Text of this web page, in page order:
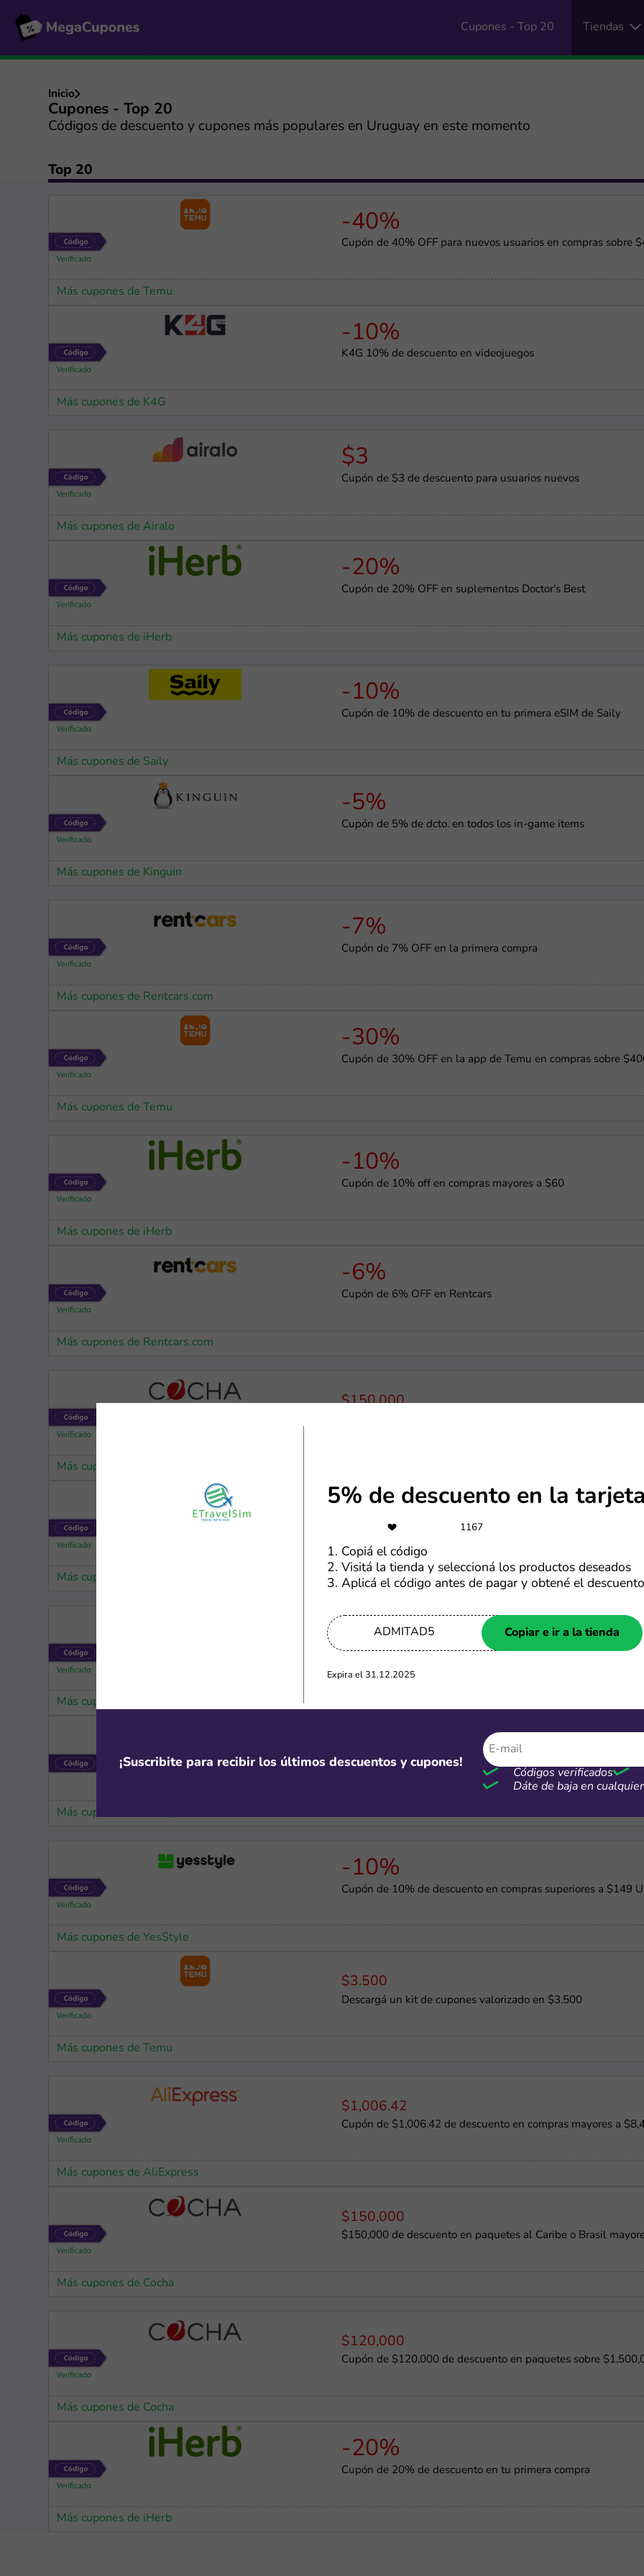
Cupones - Top 20 Tiendas
Inicio
Cupones - Top 20
Códigos de descuento y cupones más populares en Uruguay en este momento
Top 20
-40%
Cupón de 40% OFF para nuevos usuarios en compras sobre
Más cupones de Temu
-10%
K4G 10% de descuento en videojuegos
Más cupones de K4G
$3
Cupón de $3 de descuento para usuarios nuevos
Más cupones de Airalo
-20%
Cupón de 20% OFF en suplementos Doctor's Best
Más cupones de iHerb
-10%
Cupón de 10% de descuento en tu primera eSIM de Saily
Más cupones de Saily
-5%
Cupón de 5% de dcto. en todos los in-game items
Más cupones de Kinguin
-7%
Cupón de 7% OFF en la primera compra
Más cupones de Rentcars.com
-30%
Cupón de 30% OFF en la app de Temu en compras sobre
Más cupones de Temu
-10%
Cupón de 10% off en compras mayores a $60
Más cupones de iHerb
-6%
Cupón de 6% OFF en Rentcars
Más cupones de Rentcars.com
$150,000
Más cupones de Cocha
Cupón para recibir regalos en Temu por $0
Más cupones de Temu
-15%
Cupón de 15% de descuento en compras mayores a $199
Más cupones de YesStyle
Cupón 8% de descuento en compras mayores a $79 USD
Más cupones de YesStyle
-10%
Cupón de 10% de descuento en compras superiores a $149
Más cupones de YesStyle
$3.500
Descargá un kit de cupones valorizado en $3.500
Más cupones de Temu
$1,006.42
Cupón de $1,006.42 de descuento en compras mayores a
Más cupones de AliExpress
$150,000
$150,000 de descuento en paquetes al Caribe o Brasil
Más cupones de Cocha
$120,000
Cupón de $120,000 de descuento en paquetes sobre
Más cupones de Cocha
-20%
Cupón de 20% de descuento en tu primera compra
Más cupones de iHerb
5% de descuento en la
1167
1. Copiá el código
2. Visitá la tienda y seleccioná los productos deseados
3. Aplicá el código antes de pagar y obtené el
ADMITAD5 Copiar e ir a la tienda
Expira el 31.12.2025
¡Suscribite para recibir los últimos descuentos y cupones!
Códigos verificados
Dáte de baja en